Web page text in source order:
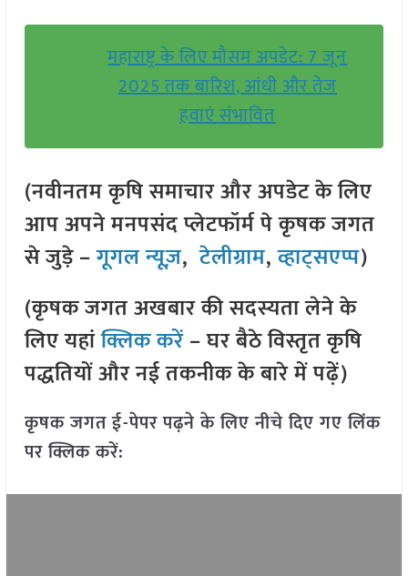
महाराष्ट्र के लिए मौसम अपडेट: 7 जून
2025 तक बारिश, आंधी और तेज
हवाएं संभावित
(नवीनतम कृषि समाचार और अपडेट के लिए
आप अपने मनपसंद प्लेटफॉर्म पे कृषक जगत
से जुड़े –गूगल न्यूज़,टेलीग्राम,व्हाट्सएप्प)
(कृषक जगत अखबार की सदस्यता लेने के
लिए यहांक्लिक करें– घर बैठे विस्तृत कृषि
पद्धतियों और नई तकनीक के बारे में पढ़ें)
कृषक जगत ई-पेपर पढ़ने के लिए नीचे दिए गए लिंक
पर क्लिक करें: